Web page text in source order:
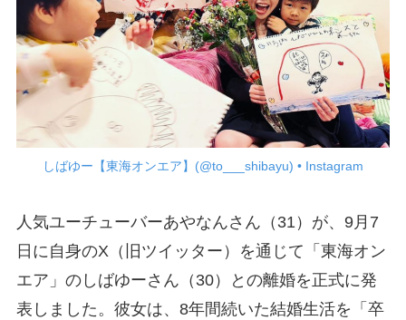
しばゆー【東海オンエア】(@to___shibayu) • Instagram
人気ユーチューバーあやなんさん（31）が、9月7
日に自身のX（旧ツイッター）を通じて「東海オン
エア」のしばゆーさん（30）との離婚を正式に発
表しました。彼女は、8年間続いた結婚生活を「卒